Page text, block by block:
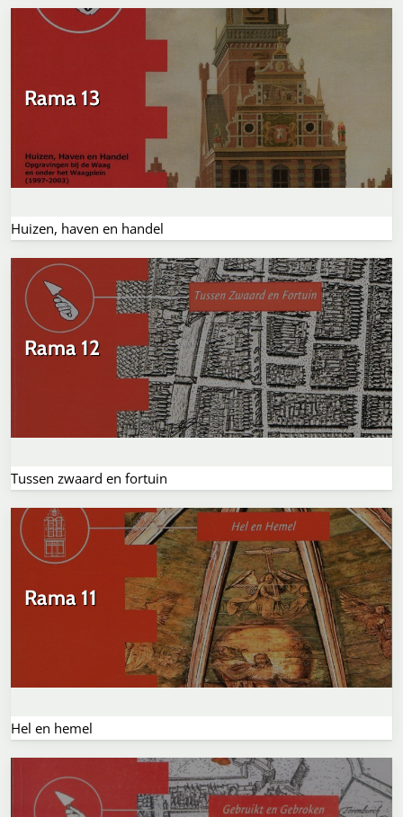
Rama 13
Huizen, haven en handel
Rama 12
Tussen zwaard en fortuin
Rama 11
Hel en hemel